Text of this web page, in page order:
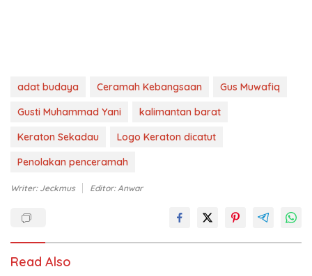
adat budaya Ceramah Kebangsaan
Gus Muwafiq
Gusti Muhammad Yani
kalimantan barat
Keraton Sekadau
Logo Keraton dicatut
Penolakan penceramah
Writer: Jeckmus Editor: Anwar
Read Also